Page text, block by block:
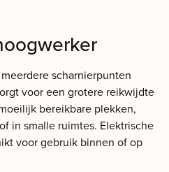
scharnierpunten
voor een grotere reikwijdte
bereikbare plekken,
in smalle ruimtes. Elektrische
voor gebruik binnen of op